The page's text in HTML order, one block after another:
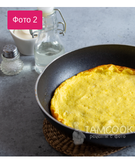
Фото 2